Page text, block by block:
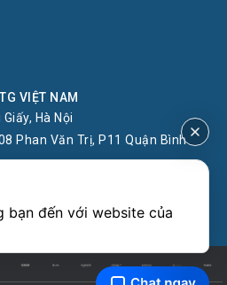
VIỆT NAM
Hà Nội
Phan Văn Trị, P11 Quận Bình
bạn đến với website của